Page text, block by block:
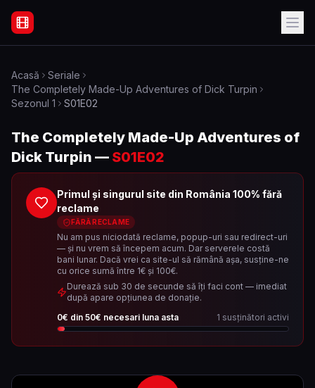
Filme Online Subtitrate - Acasă
Acasă
Seriale
The Completely Made-Up Adventures of Dick Turpin
Sezonul 1 S01E02
The Completely Made-Up Adventures of
Dick Turpin — S01E02
Primul și singurul site din România 100% fără
reclame
FĂRĂ RECLAME
Nu am pus niciodată reclame, popup-uri sau redirect-uri
— și nu vrem să începem acum. Dar serverele costă
bani lunar. Dacă vrei ca site-ul să rămână așa, susține-ne
cu orice sumă între 1€ și 100€.
Durează sub 30 de secunde să îți faci cont — imediat
după apare opțiunea de donație.
0€ din 50€ necesari luna asta 1 susținători activi